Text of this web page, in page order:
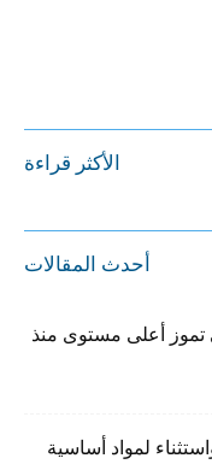
الأكثر قراءة
أحدث المقالات
تموز أعلى مستوى منذ
لمواد أساسية